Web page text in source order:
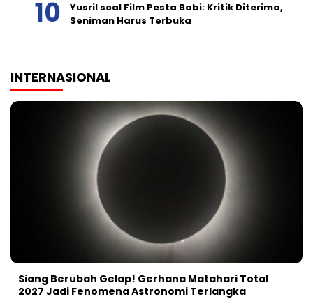
Yusril soal Film Pesta Babi: Kritik Diterima,
Seniman Harus Terbuka
INTERNASIONAL
Siang Berubah Gelap! Gerhana Matahari Total
2027 Jadi Fenomena Astronomi Terlangka